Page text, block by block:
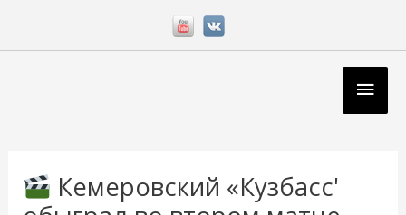
Кемеровский «Кузбасс'
записям